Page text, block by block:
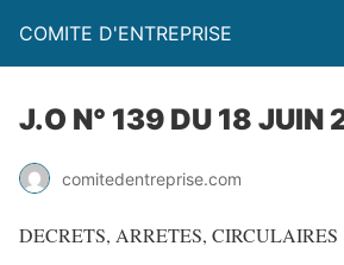
COMITE D'ENTREPRISE
J.O N° 139 DU 18 JUIN
comitedentreprise.com
DECRETS, ARRETES, CIRCULAIRES